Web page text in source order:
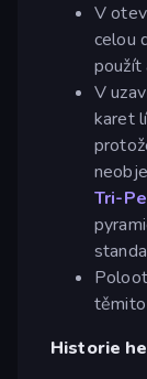
V
celou
použít
V
karet
Tri-
těmito
Historie